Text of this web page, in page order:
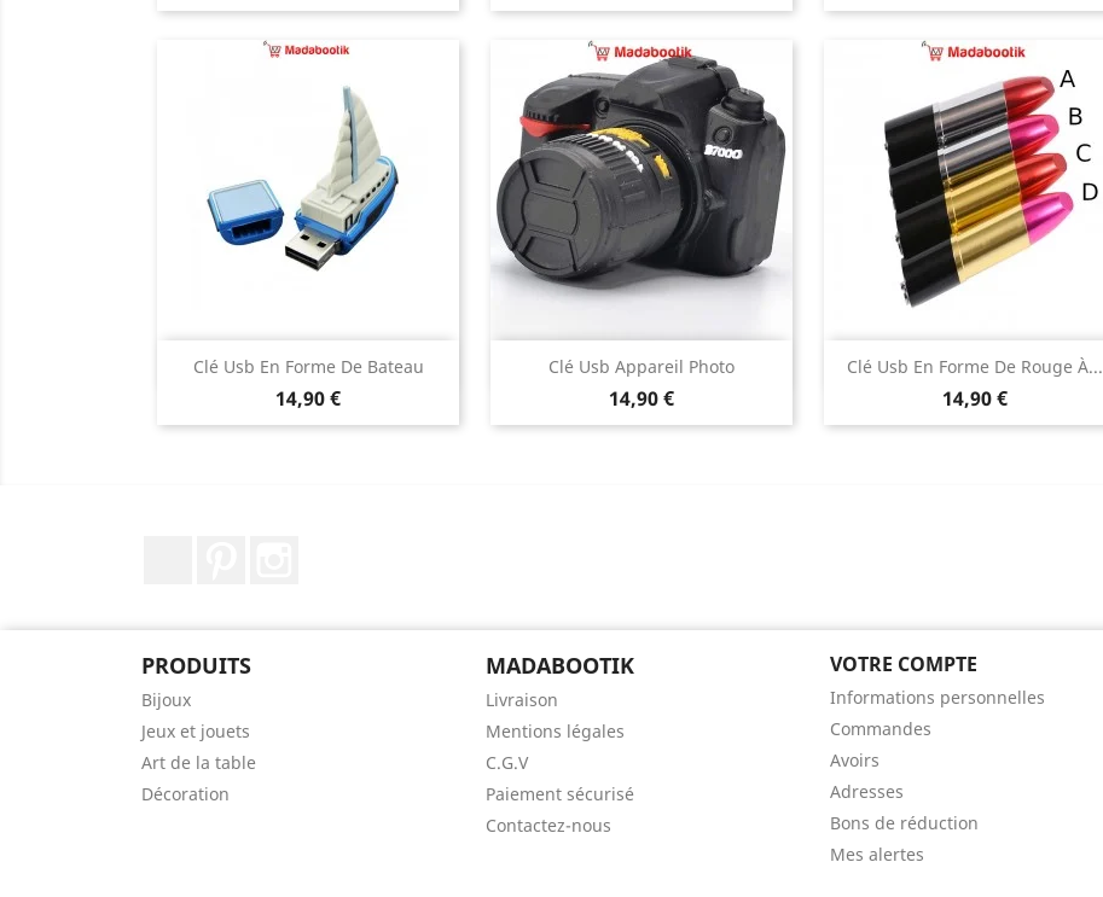
Clé Usb En Forme De Bateau
Prix
14,90 €
 Aperçu rapide Clé Usb Appareil Photo
Prix
14,90 €
Aperçu rapide Clé Usb En Forme De Rouge À...
Prix
14,90 €
Aperçu rapide
PRODUITS
Bijoux
Jeux et jouets
Art de la table
Décoration
MADABOOTIK
Livraison
Mentions légales
C.G.V
Paiement sécurisé
Contactez-nous
VOTRE COMPTE
Informations personnelles
Commandes
Avoirs
Adresses
Bons de réduction
Mes alertes